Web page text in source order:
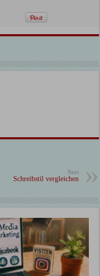
Next
Schreibstil vergleichen